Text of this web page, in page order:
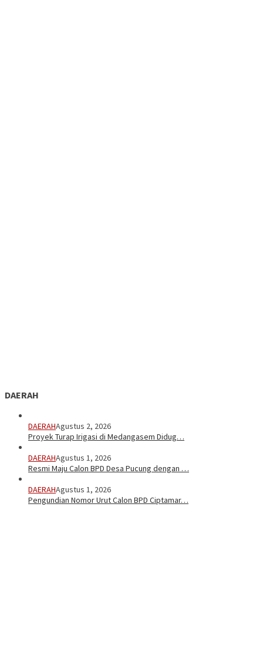
DAERAH
DAERAHAgustus 2, 2026
Proyek Turap Irigasi di Medangasem Didug…
DAERAHAgustus 1, 2026
Resmi Maju Calon BPD Desa Pucung dengan …
DAERAHAgustus 1, 2026
Pengundian Nomor Urut Calon BPD Ciptamar…